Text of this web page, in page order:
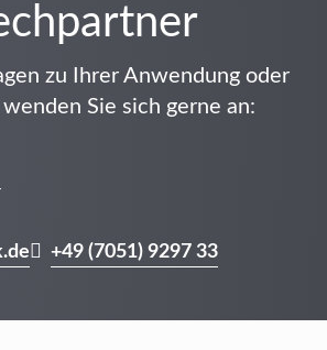
zu Ihrer Anwendung oder
Sie sich gerne an:
+49 (7051) 9297 33